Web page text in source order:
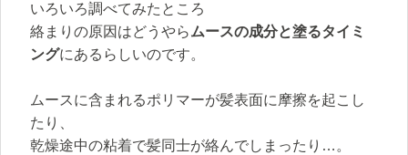
いろいろ調べてみたところ
絡まりの原因はどうやらムースの成分と塗るタイミ
ングにあるらしいのです。
ムースに含まれるポリマーが髪表面に摩擦を起こし
たり、
乾燥途中の粘着で髪同士が絡んでしまったり…。